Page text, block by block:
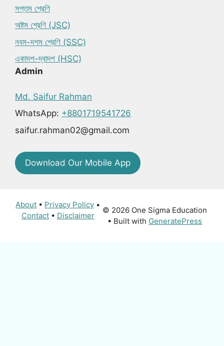
সপ্তম শ্রেণি
অষ্টম শ্রেণি (JSC)
নবম-দশম শ্রেণি (SSC)
একাদশ-দ্বাদশ (HSC)
Admin
Md. Saifur Rahman
WhatsApp: +8801719541726
saifur.rahman02@gmail.com
Download Our Mobile App
About • Privacy Policy •
Contact• Disclaimer
© 2026 One Sigma Education
• Built with GeneratePress